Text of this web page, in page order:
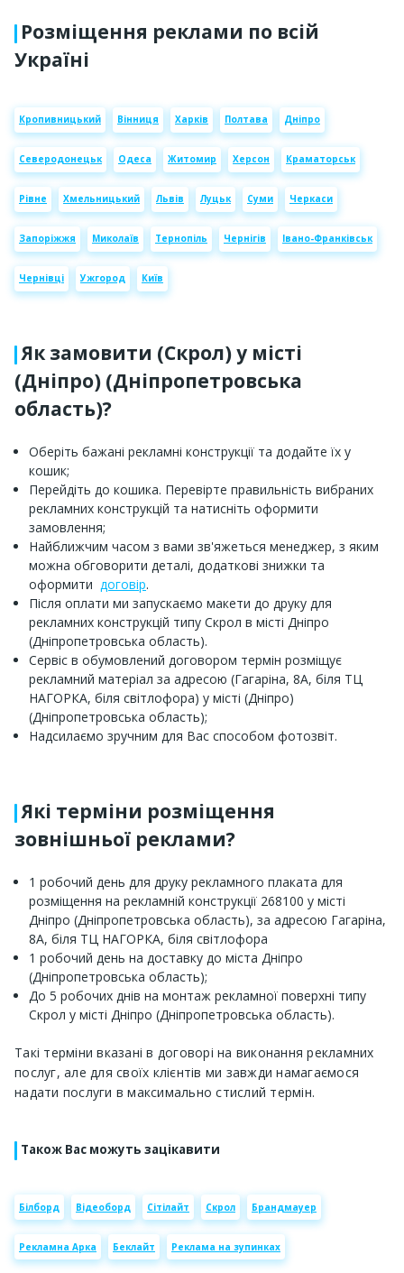
Розміщення реклами по всій
Україні
Кропивницький Вінниця Харків Полтава Дніпро
Северодонецьк Одеса Житомир Херсон Краматорськ
Рівне Хмельницький Львів Луцьк Суми Черкаси
Запоріжжя Миколаїв Тернопіль Чернігів Івано-Франківськ
Чернівці Ужгород Київ
Як замовити (Скрол) у місті
(Дніпро) (Дніпропетровська
область)?
Оберіть бажані рекламні конструкції та додайте їх у
кошик;
Перейдіть до кошика. Перевірте правильність вибраних
рекламних конструкцій та натисніть оформити
замовлення;
Найближчим часом з вами зв'яжеться менеджер, з яким
можна обговорити деталі, додаткові знижки та
оформити договір.
Після оплати ми запускаємо макети до друку для
рекламних конструкцій типу Скрол в місті Дніпро
(Дніпропетровська область).
Сервіс в обумовлений договором термін розміщує
рекламний матеріал за адресою (Гагаріна, 8А, біля ТЦ
НАГОРКА, біля світлофора) у місті (Дніпро)
(Дніпропетровська область);
Надсилаємо зручним для Вас способом фотозвіт.
Які терміни розміщення
зовнішньої реклами?
1 робочий день для друку рекламного плаката для
розміщення на рекламній конструкції 268100 у місті
Дніпро (Дніпропетровська область), за адресою Гагаріна,
8А, біля ТЦ НАГОРКА, біля світлофора
1 робочий день на доставку до міста Дніпро
(Дніпропетровська область);
До 5 робочих днів на монтаж рекламної поверхні типу
Скрол у місті Дніпро (Дніпропетровська область).
Такі терміни вказані в договорі на виконання рекламних
послуг, але для своїх клієнтів ми завжди намагаємося
надати послуги в максимально стислий термін.
Також Вас можуть зацікавити
Білборд Відеоборд Сітілайт Скрол Брандмауер
Рекламна Арка Беклайт Реклама на зупинках